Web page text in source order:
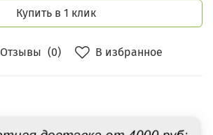
Отзывы (0) В избранное
Купить в 1 клик